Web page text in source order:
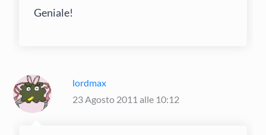
Geniale!
lordmax
23 Agosto 2011 alle 10:12